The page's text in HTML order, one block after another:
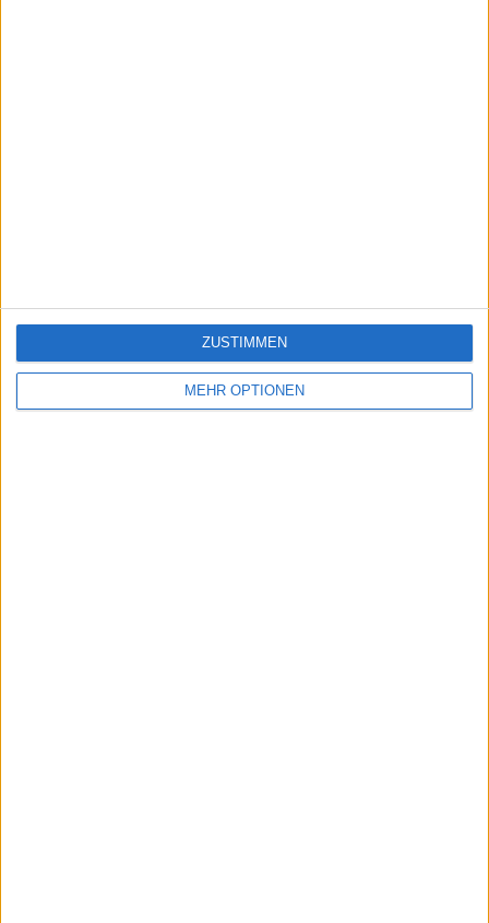
MEHR OPTIONEN
ZUSTIMMEN